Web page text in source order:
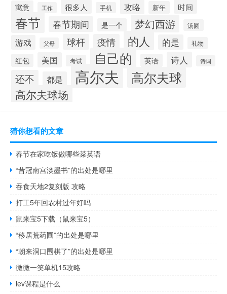
寓意 工作 很多人 手机 攻略 新年 时间
春节 春节期间 是一个 梦幻西游 汤圆
游戏 父母 球杆 疫情 的人 的是 礼物
红包 美国 考试 自己的 英语 诗人 诗词
还不 都是 高尔夫 高尔夫球
高尔夫球场
猜你想看的文章
春节在家吃饭做哪些菜英语
“昔冠南宫淡墨书”的出处是哪里
吞食天地2复刻版 攻略
打工5年回农村过年好吗
鼠来宝5下载（鼠来宝5）
“移居荒药圃”的出处是哪里
“朝来洞口围棋了”的出处是哪里
微微一笑单机15攻略
lev课程是什么